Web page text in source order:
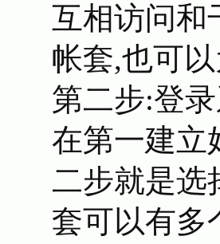
互相访问和
帐套,也可
第二步:登
在第一建立
二步就是选
套可以有多